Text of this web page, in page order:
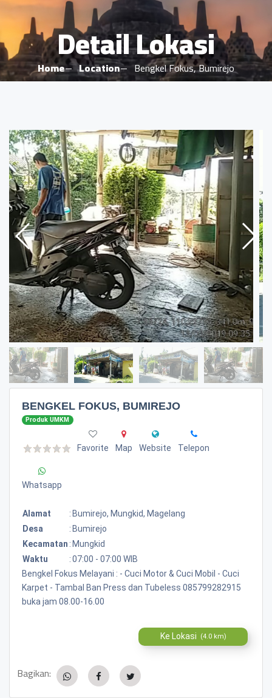
Detail Lokasi
Home Location Bengkel Fokus, Bumirejo
BENGKEL FOKUS, BUMIREJO
Produk UMKM
Favorite Map Website Telepon
Whatsapp
Alamat : Bumirejo, Mungkid, Magelang
Desa
: Bumirejo
Kecamatan : Mungkid
Waktu
:07:00 - 07:00 WIB
Bengkel Fokus Melayani : - Cuci Motor & Cuci Mobil - Cuci
Karpet - Tambal Ban Press dan Tubeless 085799282915
buka jam 08.00-16.00
Ke Lokasi (4.0 km)
Bagikan: